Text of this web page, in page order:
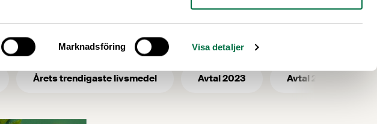
Marknadsföring Visa detaljer
Årets trendigaste livsmedel Avtal 2023 Avtal 2025